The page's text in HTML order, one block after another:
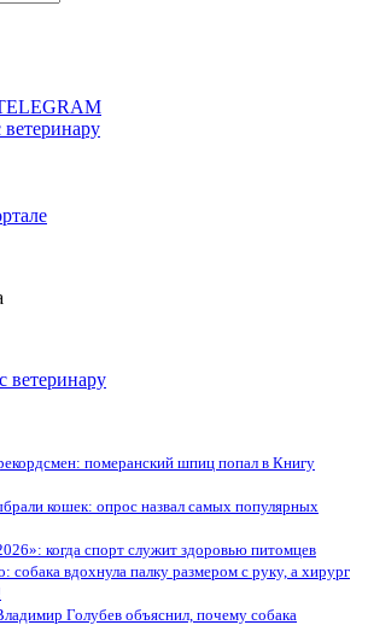
ветеринару
ветеринару
померанский шпиц попал в Книгу
кошек: опрос назвал самых популярных
когда спорт служит здоровью питомцев
собака вдохнула палку размером с руку, а хирург
Голубев объяснил, почему собака